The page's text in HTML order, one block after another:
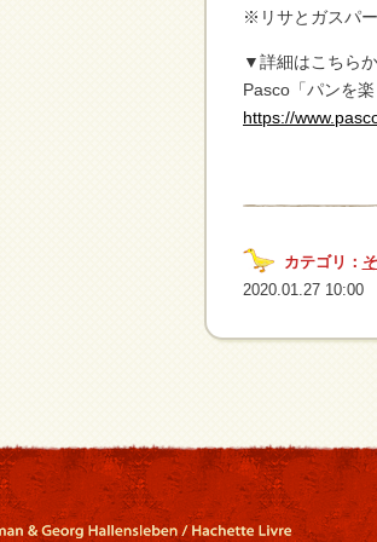
※リサとガスパ
▼詳細はこちら
Pasco「パンを
https://
カテゴリ：
2020.01.27 10:00